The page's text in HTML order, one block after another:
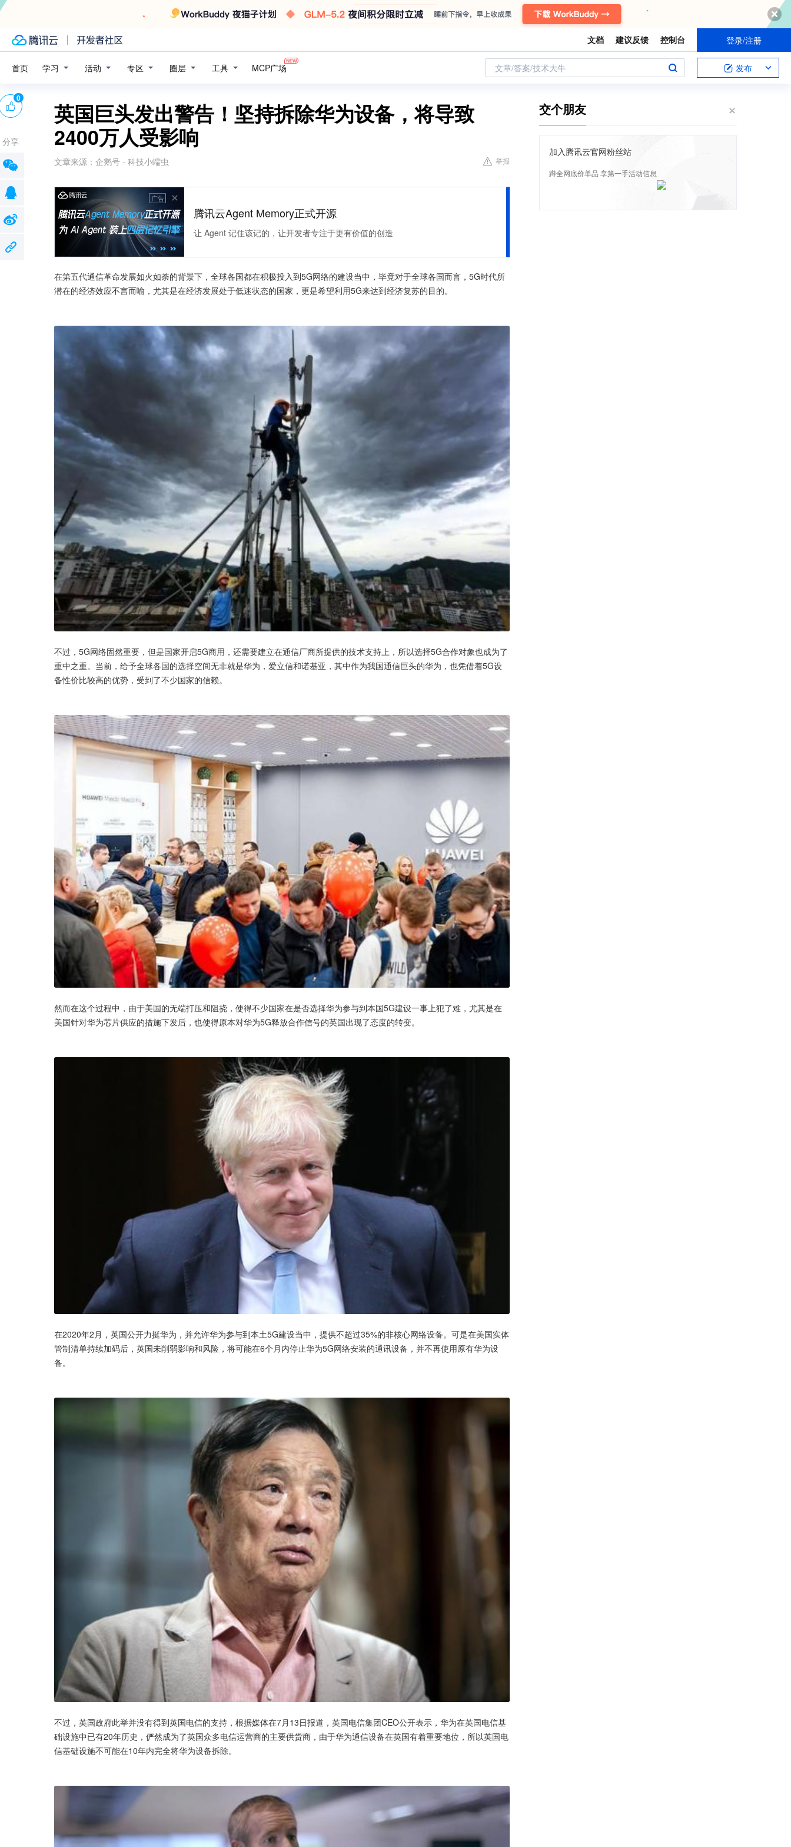
文档 建议反馈 控制台 登录/注册
首页 学习 活动 专区 圈层 工具 MCP广场 文章/答案/技术大牛 发布
英国巨头发出警告！坚持拆除华为设备，将导致
2400万人受影响
文章来源： 企鹅号 - 科技小蠕虫 举报
广告
腾讯云Agent Memory正式开源
让 Agent 记住该记的，让开发者专注于更有价值的创造
在第五代通信革命发展如火如荼的背景下，全球各国都在积极投入到5G网络的建设当中，毕竟对于全球各国而言，5G时代所
潜在的经济效应不言而喻，尤其是在经济发展处于低迷状态的国家，更是希望利用5G来达到经济复苏的目的。
不过，5G网络固然重要，但是国家开启5G商用，还需要建立在通信厂商所提供的技术支持上，所以选择5G合作对象也成为了
重中之重。当前，给予全球各国的选择空间无非就是华为，爱立信和诺基亚，其中作为我国通信巨头的华为，也凭借着5G设
备性价比较高的优势，受到了不少国家的信赖。
然而在这个过程中，由于美国的无端打压和阻挠，使得不少国家在是否选择华为参与到本国5G建设一事上犯了难，尤其是在
美国针对华为芯片供应的措施下发后，也使得原本对华为5G释放合作信号的英国出现了态度的转变。
在2020年2月，英国公开力挺华为，并允许华为参与到本土5G建设当中，提供不超过35%的非核心网络设备。可是在美国实体
管制清单持续加码后，英国未削弱影响和风险，将可能在6个月内停止华为5G网络安装的通讯设备，并不再使用原有华为设
备。
不过，英国政府此举并没有得到英国电信的支持，根据媒体在7月13日报道，英国电信集团CEO公开表示，华为在英国电信基
础设施中已有20年历史，俨然成为了英国众多电信运营商的主要供货商，由于华为通信设备在英国有着重要地位，所以英国电
信基础设施不可能在10年内完全将华为设备拆除。
0
分享
交个朋友
加入腾讯云官网粉丝站
蹲全网底价单品 享第一手活动信息